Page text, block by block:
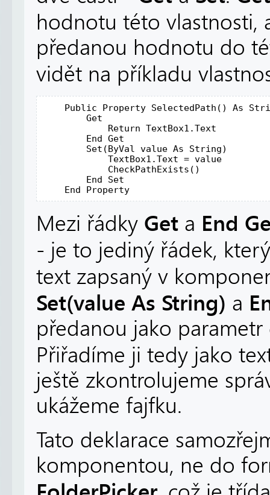
hodnotu této vlastnosti,
předanou hodnotu do
vidět na příkladu
Public Property SelectedPath() As
        Get
Return TextBox1.Text
End Get
        Set(
ByVal value As String)
            TextBox1.Text = value
            CheckPathExists()
End Set
End
Mezi řádky Get a End
- je to jediný řádek,
text zapsaný v
Set(value As String) a
předanou jako
Přiřadíme ji tedy jako
ještě zkontrolujeme
ukážeme fajfku.
Tato deklarace
komponentou, ne do